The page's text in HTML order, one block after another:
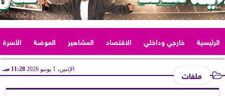
الرئيسية خارجي وداخلي الاقتصاد المشاهير الموضة الأسرة
ملفات الإثنين، 1 يونيو 2026 11:28 صـ